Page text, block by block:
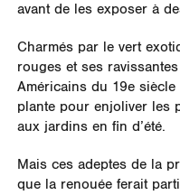
avant de les exposer à
Charmés par le vert
rouges et ses
Américains du 19e
plante pour enjoliver les
aux jardins en fin d’été.
Mais ces adeptes de la
que la renouée ferait